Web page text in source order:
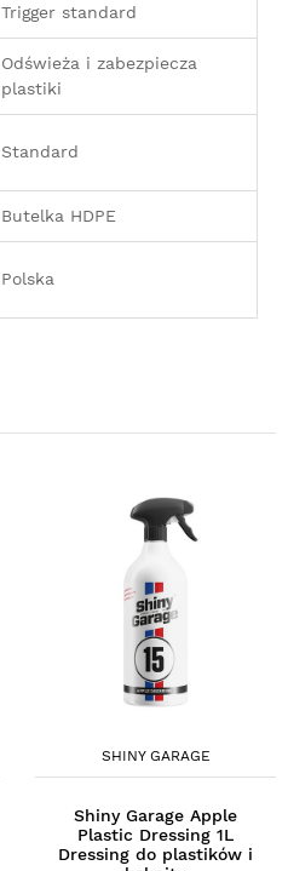
Trigger standard
Odświeża i zabezpiecza
plastiki
Standard
Butelka HDPE
Polska
SHINY GARAGE
Shiny Garage Apple
Plastic Dressing 1L
Dressing do plastików i